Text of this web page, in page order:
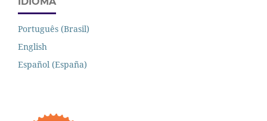
Português (Brasil)
English
Español (España)